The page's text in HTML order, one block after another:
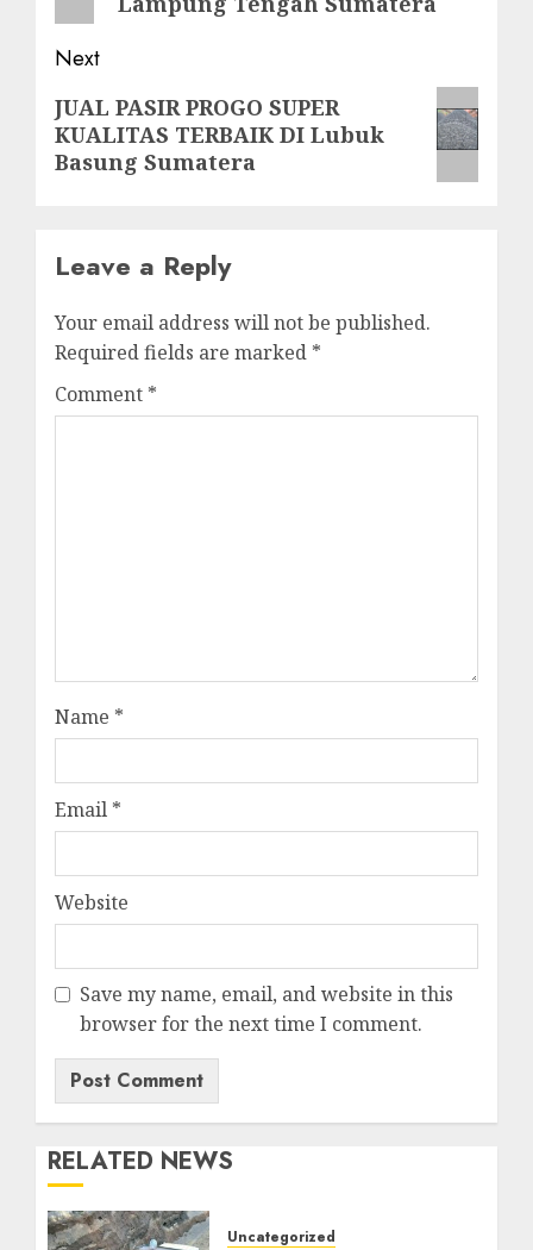
Next
Next
post:
JUAL PASIR PROGO SUPER
KUALITAS TERBAIK DI Lubuk
Basung Sumatera
Leave a Reply
Your email address will not be published.
Required fields are marked *
Comment *
Name *
Email *
Website
Save my name, email, and website in this
browser for the next time I comment.
RELATED NEWS
Uncategorized